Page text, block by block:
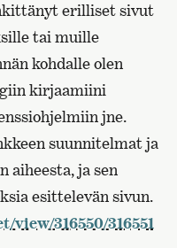
erilliset sivut
tai muille
kohdalle olen
kirjaamiini
jne.
suunnitelmat ja
aiheesta, ja sen
esittelevän sivun.
316550/316551